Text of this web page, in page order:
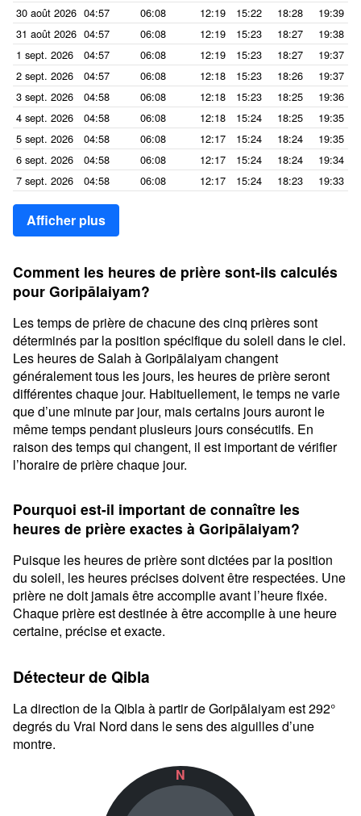
30 août 2026 04:57 06:08 12:19 15:22 18:28
19:39
31 août 2026 04:57 06:08 12:19 15:23 18:27
19:38
1 sept. 2026
04:57 06:08 12:19 15:23 18:27
19:37
2 sept. 2026
04:57 06:08 12:18 15:23 18:26
19:37
3 sept. 2026
04:58 06:08 12:18 15:23 18:25
19:36
4 sept. 2026
04:58 06:08 12:18 15:24 18:25
19:35
5 sept. 2026
04:58 06:08 12:17 15:24 18:24
19:35
6 sept. 2026
04:58 06:08 12:17 15:24 18:24
19:34
7 sept. 2026
04:58 06:08 12:17 15:24 18:23 19:33
Afficher plus
Comment les heures de prière sont-ils calculés
pour Goripālaiyam?
Les temps de prière de chacune des cinq prières sont
déterminés par la position spécifique du soleil dans le ciel.
Les heures de Salah à Goripālaiyam changent
généralement tous les jours, les heures de prière seront
différentes chaque jour. Habituellement, le temps ne varie
que d’une minute par jour, mais certains jours auront le
même temps pendant plusieurs jours consécutifs. En
raison des temps qui changent, il est important de vérifier
l’horaire de prière chaque jour.
Pourquoi est-il important de connaître les
heures de prière exactes à Goripālaiyam?
Puisque les heures de prière sont dictées par la position
du soleil, les heures précises doivent être respectées. Une
prière ne doit jamais être accomplie avant l’heure fixée.
Chaque prière est destinée à être accomplie à une heure
certaine, précise et exacte.
Détecteur de Qibla
La direction de la Qibla à partir de Goripālaiyam est 292°
degrés du Vrai Nord dans le sens des aiguilles d’une
montre.
N